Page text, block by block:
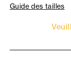
Guide des tailles